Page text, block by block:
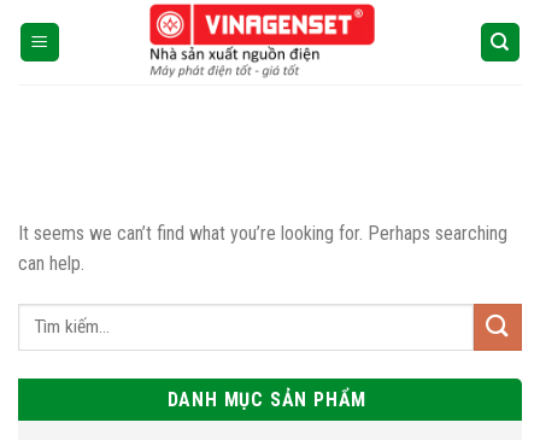
DANH MỤC SẢN PHẨM
Официальный Сайт –
Up
Онлайн Казино Pin Up
ИГРАТЬ Содержимое [...]
It seems we can’t find what you’re looking for. Perhaps searching
can help.